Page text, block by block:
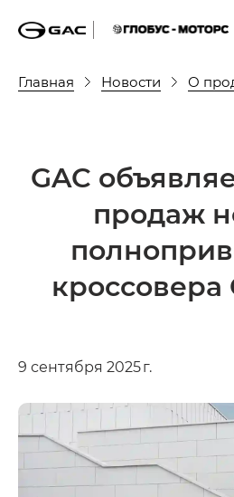
Главная Новости О
GAC
продаж
кроссовера
9 сентября 2025 г.